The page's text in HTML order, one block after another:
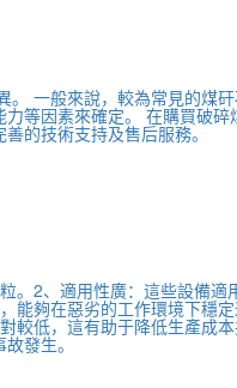
一般來說，較為常見的煤
等因素來確定。 在購買破
的技術支持及售后服務。
2、適用性廣：這些設備
夠在惡劣的工作環境下穩
低，這有助于降低生產成
故發生。